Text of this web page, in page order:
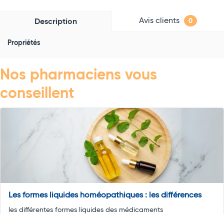
Description Avis clients 0
Propriétés
Nos pharmaciens vous
conseillent
Les formes liquides homéopathiques : les différences
les différentes formes liquides des médicaments